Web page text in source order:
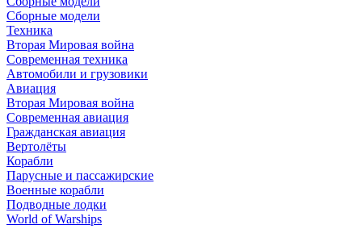
Сборные модели
Техника
Вторая Мировая война
Современная техника
Автомобили и грузовики
Авиация
Вторая Мировая война
Современная авиация
Гражданская авиация
Вертолёты
Корабли
Парусные и пассажирские
Военные корабли
Подводные лодки
World of Warships